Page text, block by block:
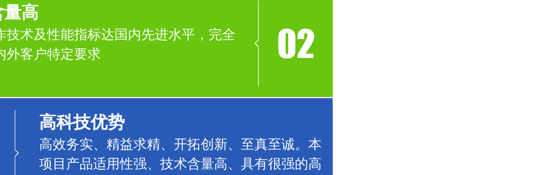
量高
技术及性能指标达国内先进水平，完全
外客户特定要求
02
高科技优势
高效务实、精益求精、开拓创新、至真至诚。本
项目产品适用性强、技术含量高、具有很强的高